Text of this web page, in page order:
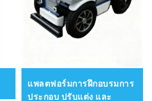
แพลตฟอร์มการฝึกอบรมการ
ประกอบ ปรับแต่ง และ